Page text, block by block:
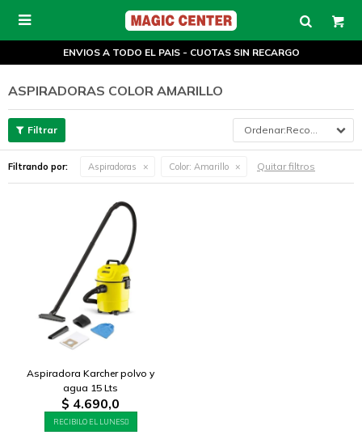

ENVIOS A TODO EL PAIS - CUOTAS SIN RECARGO
ASPIRADORAS COLOR AMARILLO
Recomendados
Filtrando por: Aspiradoras Color: Amarillo Quitar filtros
Aspiradora Karcher polvo y
agua 15 Lts
$ 4.690,0
RECIBILO EL LUNES